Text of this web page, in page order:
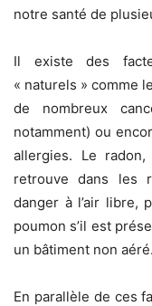
notre santé de
Il existe des
« naturels » comme
de nombreux
notamment) ou
allergies. Le
retrouve dans les
danger à l’air libre,
poumon s’il est
un bâtiment non aéré.
En parallèle de ces